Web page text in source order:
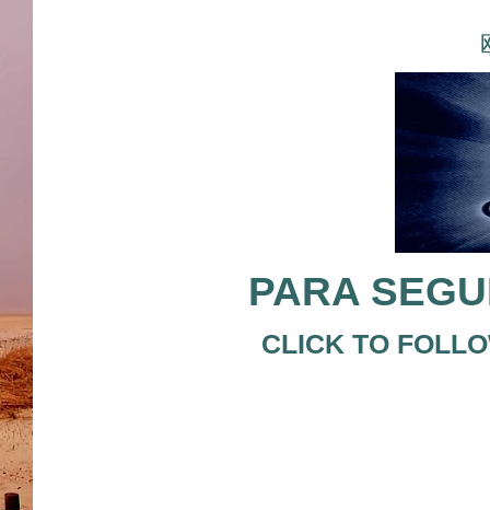
PARA
CLICK TO